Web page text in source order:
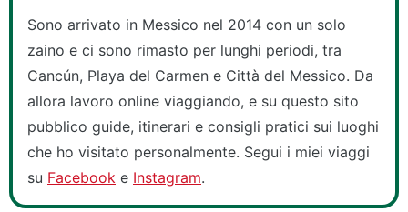
Sono arrivato in Messico nel 2014 con un solo
zaino e ci sono rimasto per lunghi periodi, tra
Cancún, Playa del Carmen e Città del Messico. Da
allora lavoro online viaggiando, e su questo sito
pubblico guide, itinerari e consigli pratici sui luoghi
che ho visitato personalmente. Segui i miei viaggi
su Facebook e Instagram.